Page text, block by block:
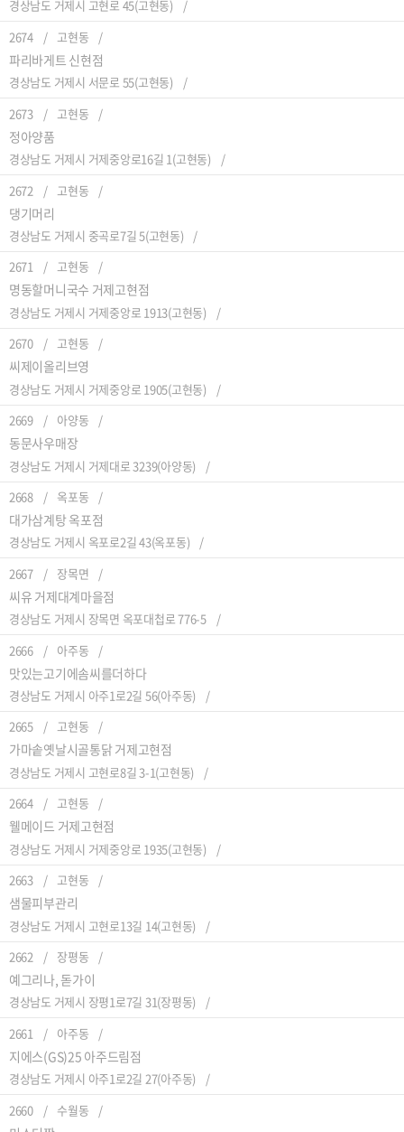
경상남도 거제시 고현로 45(고현동)
2674
고현동
파리바게트 신현점
경상남도 거제시 서문로 55(고현동)
2673
고현동
정아양품
경상남도 거제시 거제중앙로16길 1(고현동)
2672
고현동
댕기머리
경상남도 거제시 중곡로7길 5(고현동)
2671
고현동
명동할머니국수 거제고현점
경상남도 거제시 거제중앙로 1913(고현동)
2670
고현동
씨제이올리브영
경상남도 거제시 거제중앙로 1905(고현동)
2669
아양동
동문사우매장
경상남도 거제시 거제대로 3239(아양동)
2668
옥포동
대가삼계탕 옥포점
경상남도 거제시 옥포로2길 43(옥포동)
2667
장목면
씨유 거제대계마을점
경상남도 거제시 장목면 옥포대첩로 776-5
2666
아주동
맛있는고기에솜씨를더하다
경상남도 거제시 아주1로2길 56(아주동)
2665
고현동
가마솥옛날시골통닭 거제고현점
경상남도 거제시 고현로8길 3-1(고현동)
2664
고현동
웰메이드 거제고현점
경상남도 거제시 거제중앙로 1935(고현동)
2663
고현동
샘물피부관리
경상남도 거제시 고현로13길 14(고현동)
2662
장평동
예그리나, 돋가이
경상남도 거제시 장평1로7길 31(장평동)
2661
아주동
지에스(GS)25 아주드림점
경상남도 거제시 아주1로2길 27(아주동)
2660
수월동